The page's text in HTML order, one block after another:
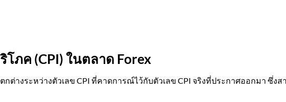
ภค (CPI) ในตลาด Forex
ต่างระหว่างตัวเลข CPI ที่คาดการณ์ไว้กับตัวเลข CPI จริงที่ประกาศออกมา ซึ่ง